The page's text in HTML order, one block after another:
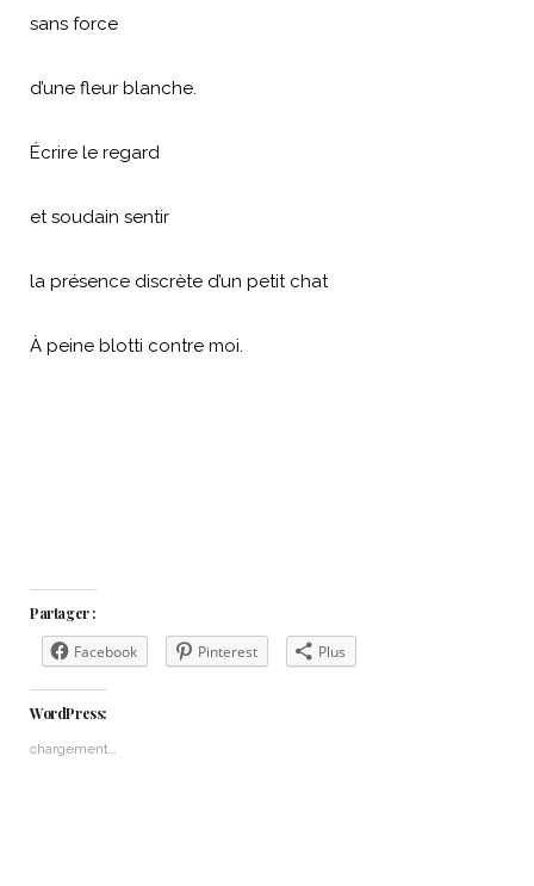
sans force
d’une fleur blanche.
Écrire le regard
et soudain sentir
la présence discrète d’un petit chat
À peine blotti contre moi.
Partager :
Facebook Pinterest Plus
WordPress:
chargement…